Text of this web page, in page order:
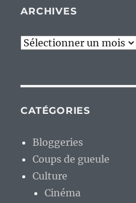
ARCHIVES
Archives
CATÉGORIES
Bloggeries
Coups de gueule
Culture
Cinéma